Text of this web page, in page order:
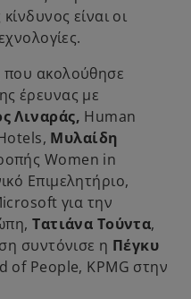
είναι οι
ακολούθησε
έρευνας με
Λιναράς, Human
Μυλαίδη
Women in
Επιμελητήριο,
για την
Tατιάνα Τούντα,
συντόνισε η Πέγκυ
of People, KPMG στην